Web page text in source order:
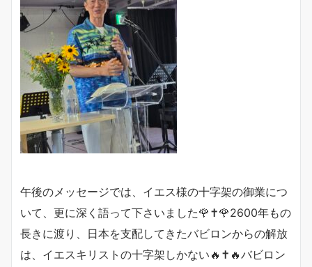
午後のメッセージでは、イエス様の十字架の御業につ
いて、更に深く語って下さいました🌹✝️🌹2600年もの
長きに渡り、日本を支配してきたバビロンからの解放
は、イエスキリストの十字架しかない🔥✝️🔥バビロン